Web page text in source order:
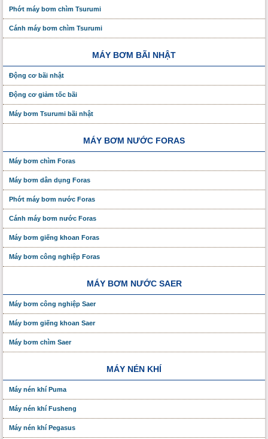
Phớt máy bơm chìm Tsurumi
Cánh máy bơm chìm Tsurumi
MÁY BƠM BÃI NHẬT
Động cơ bãi nhật
Động cơ giảm tốc bãi
Máy bơm Tsurumi bãi nhật
MÁY BƠM NƯỚC FORAS
Máy bơm chìm Foras
Máy bơm dân dụng Foras
Phớt máy bơm nước Foras
Cánh máy bơm nước Foras
Máy bơm giếng khoan Foras
Máy bơm công nghiệp Foras
MÁY BƠM NƯỚC SAER
Máy bơm công nghiệp Saer
Máy bơm giếng khoan Saer
Máy bơm chìm Saer
MÁY NÉN KHÍ
Máy nén khí Puma
Máy nén khí Fusheng
Máy nén khí Pegasus